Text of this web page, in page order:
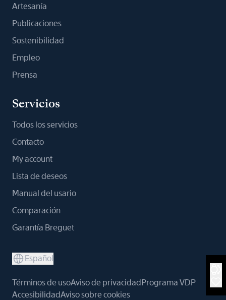
Artesanía
Publicaciones
Sostenibilidad
Empleo
Prensa
Servicios
Todos los servicios
Contacto
My account
Lista de deseos
Manual del usario
Comparación
Garantía Breguet
Español
Términos de usoAviso de privacidadPrograma VDP
AccesibilidadAviso sobre cookies